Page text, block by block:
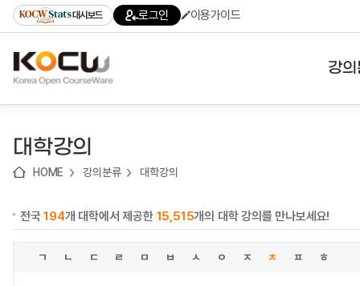
기
기
기
content)
가
대시보드 로그인 이용가이드
강
대학강의
HOME 강의분류 대학강의
전국194개 대학에서 제공한 15,515개의 대학 강의를 만나보세요!
ㄱ ㄴ ㄷ ㄹ ㅁ ㅂ ㅅ ㅇ ㅈ ㅊ ㅍ ㅎ